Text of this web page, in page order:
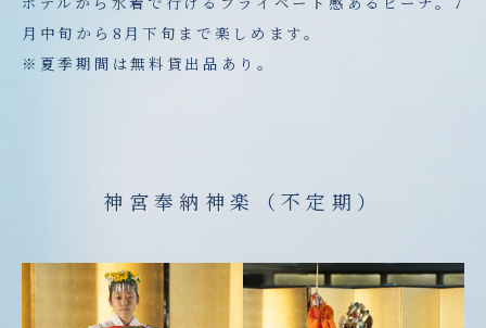
月中旬から8月下旬まで楽しめます。
※夏季期間は無料貸出品あり。
神宮奉納神楽（不定期）